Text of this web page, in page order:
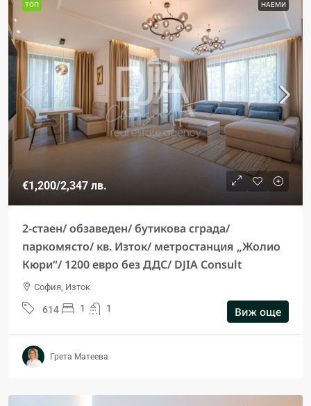
ТОП НАЕМИ
€1,200/2,347 лв.
2-стаен/ обзаведен/ бутикова сграда/
паркомясто/ кв. Изток/ метростанция „Жолио
Кюри“/ 1200 евро без ДДС/ DJIA Consult
София, Изток
614 1 1 Виж още
Грета Матеева